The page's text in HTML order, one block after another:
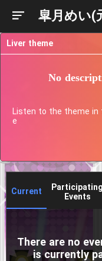
皐月めい(
Current
Participating
Events
There are no
is currently
Liver theme
No
Listen to the theme
e